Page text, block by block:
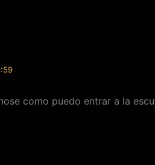
como puedo entrar a la